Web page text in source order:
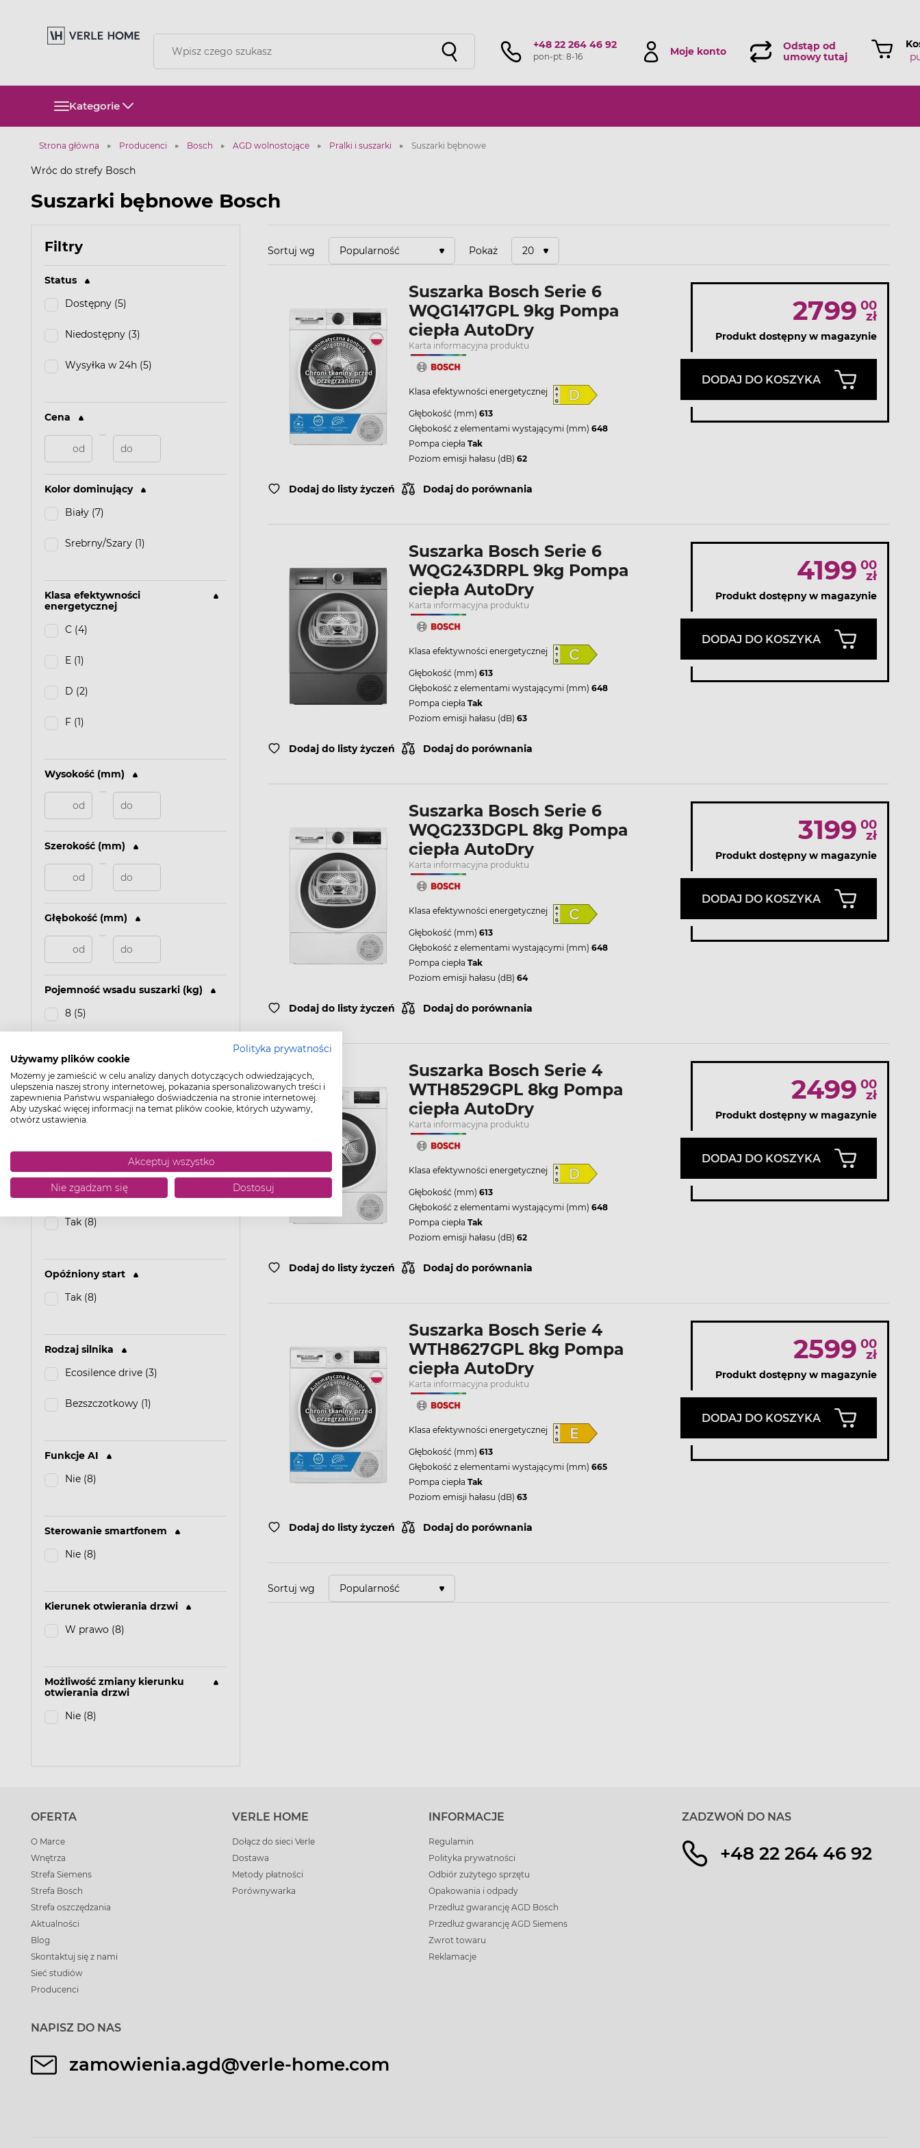
+48 22 264 46 92
pon-pt: 8-16 Moje konto
Odstąp od
umowy tutaj
Kategorie
Strona główna Producenci Bosch AGD wolnostojące Pralki i suszarki Suszarki bębnowe
Wróc do strefy Bosch
Suszarki bębnowe Bosch
Filtry
Status
Dostępny (5)
Niedostępny (3)
Wysyłka w 24h (5)
Cena
Kolor dominujący
Biały (7)
Srebrny/Szary (1)
Klasa efektywności
energetycznej
C (4)
E (1)
D (2)
F (1)
Wysokość (mm)
Szerokość (mm)
Głębokość (mm)
Pojemność wsadu suszarki (kg)
8 (5)
7 (1)
Poziom emisji hałasu (dB)
Pompa ciepła
Tak (8)
Opóźniony start
Tak (8)
Rodzaj silnika
Ecosilence drive (3)
Bezszczotkowy (1)
Funkcje AI
Nie (8)
Sterowanie smartfonem
Nie (8)
Kierunek otwierania drzwi
W prawo (8)
Możliwość zmiany kierunku
otwierania drzwi
Nie (8)
Sortuj wg Popularność Pokaż 20
Suszarka Bosch Serie 6
WQG1417GPL 9kg Pompa
ciepła AutoDry
Karta informacyjna produktu
Klasa efektywności energetycznej
Głębokość (mm) 613
Głębokość z elementami wystającymi (mm) 648
Pompa ciepła Tak
Poziom emisji hałasu (dB) 62
Dodaj do listy życzeń Dodaj do porównania
2799 00
zł
Produkt dostępny w magazynie
DODAJ DO KOSZYKA
Suszarka Bosch Serie 6
WQG243DRPL 9kg Pompa
ciepła AutoDry
Karta informacyjna produktu
Klasa efektywności energetycznej
Głębokość (mm) 613
Głębokość z elementami wystającymi (mm) 648
Pompa ciepła Tak
Poziom emisji hałasu (dB) 63
Dodaj do listy życzeń Dodaj do porównania
4199 00
zł
Produkt dostępny w magazynie
DODAJ DO KOSZYKA
Suszarka Bosch Serie 6
WQG233DGPL 8kg Pompa
ciepła AutoDry
Karta informacyjna produktu
Klasa efektywności energetycznej
Głębokość (mm) 613
Głębokość z elementami wystającymi (mm) 648
Pompa ciepła Tak
Poziom emisji hałasu (dB) 64
Dodaj do listy życzeń Dodaj do porównania
3199 00
zł
Produkt dostępny w magazynie
DODAJ DO KOSZYKA
Suszarka Bosch Serie 4
WTH8529GPL 8kg Pompa
ciepła AutoDry
Karta informacyjna produktu
Klasa efektywności energetycznej
Głębokość (mm) 613
Głębokość z elementami wystającymi (mm) 648
Pompa ciepła Tak
Poziom emisji hałasu (dB) 62
Dodaj do listy życzeń Dodaj do porównania
2499 00
zł
Produkt dostępny w magazynie
DODAJ DO KOSZYKA
Suszarka Bosch Serie 4
WTH8627GPL 8kg Pompa
ciepła AutoDry
Karta informacyjna produktu
Klasa efektywności energetycznej
Głębokość (mm) 613
Głębokość z elementami wystającymi (mm) 665
Pompa ciepła Tak
Poziom emisji hałasu (dB) 63
Dodaj do listy życzeń Dodaj do porównania
2599 00
zł
Produkt dostępny w magazynie
DODAJ DO KOSZYKA
Sortuj wg Popularność
OFERTA
O Marce
Wnętrza
Strefa Siemens
Strefa Bosch
Strefa oszczędzania
Aktualności
Blog
Skontaktuj się z nami
Sieć studiów
Producenci
VERLE HOME
Dołącz do sieci Verle
Dostawa
Metody płatności
Porównywarka
INFORMACJE
Regulamin
Polityka prywatności
Odbiór zużytego sprzętu
Opakowania i odpady
Przedłuż gwarancję AGD Bosch
Przedłuż gwarancję AGD Siemens
Zwrot towaru
Reklamacje
ZADZWOŃ DO NAS
+48 22 264 46 92
NAPISZ DO NAS
zamowienia.agd@verle-home.com
Polityka prywatności
Używamy plików cookie
Możemy je zamieścić w celu analizy danych dotyczących odwiedzających,
ulepszenia naszej strony internetowej, pokazania spersonalizowanych treści i
zapewnienia Państwu wspaniałego doświadczenia na stronie internetowej.
Aby uzyskać więcej informacji na temat plików cookie, których używamy,
otwórz ustawienia.
Akceptuj wszystko
Nie zgadzam się Dostosuj